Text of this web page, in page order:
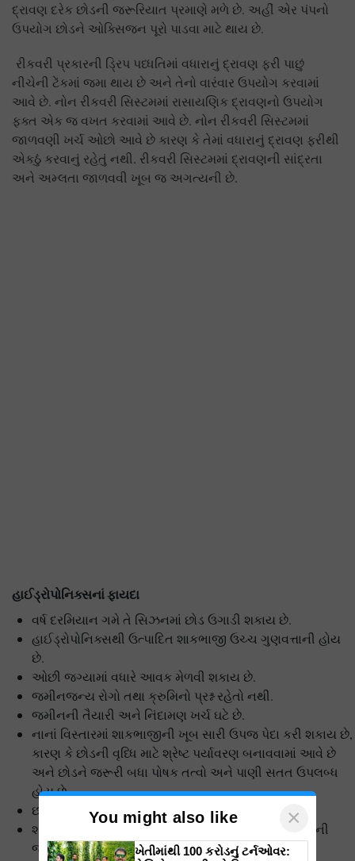
દ્રાવણ દરેક છોડની જરૂરિયાત પ્રમાણે મળે છે. અહીં એર પંપનો
ઉપયોગ છોડને ઓક્સિજન પૂરો પાડવા માટે થાય છે.
રીકવરી પ્રકારની ડ્રિપ પધ્ધતિમાં વધારાનું દ્રાવણ ફરી પાછું
નીચેની ટેંકમાં જમા થાય છે અને તેનો વારંવાર ઉપયોગ કરવામાં
આવે છે. નોન રીકવરી સિસ્ટમમાં રાસાયણિક દ્રાવણનો ઉપયોગ
ફક્ત એક જ વખત કરવામાં આવે છે. નોન રીકવરી સિસ્ટમમાં
જાળવણી ખર્ચ ઓછો આવે છે કારણ કે તેમાં વધારાનું દ્રાવણ ફરીથી
એકઠું કરવાનું રહેતું નથી. રીકવરી સિસ્ટમમાં દ્રાવણની સાંદ્રતા
અને અમ્લતા જાળવવી ખૂબ જ અગત્યની છે.
હાઈડ્રોપોનિક્સનાં ફાયદા
વર્ષ દરમિયાન ગમે તે સિઝનમાં છોડ ઉગાડી શકાય છે.
હાઈડ્રોપોનિક્સથી ઉત્પાદિત શાકભાજી ઉચ્ચ ગુણવત્તાની હોય
છે.
ઓછી જગ્યામાં વધારે આવક મેળવી શકાય છે.
જમીનજન્ય રોગો તથા ક્રુમિનો પ્રશ્ન રહેતો નથી.
જમીનની તૈયારી અને નિંદામણ ખર્ચ ઘટે છે.
નાનાં વિસ્તારમાં શાકભાજીની ખૂબ સારી ઉપજ પેદા કરી શકાય છે,
કારણ કે છોડની વૃધ્ધિ માટે શ્રેષ્ટ પર્યાવરણ બનાવવામાં આવે છે
અને છોડને જરૂરી બધા પોષક તત્વો અને પાણી સતત ઉપલબ્ધ
હોય છે.
છોડના મૂળને પોષકતત્વો માટે સ્પર્ધા રહેતી નથી.
શાકભાજીના વૃધ્ધિ તથા વિકાસ માટે સારી ફળદ્રુપ જમીનની
જરૂર પડતી નથી.
You might also like ×
ખેતીમાંથી 100 કરોડનું ટર્નઓવર: